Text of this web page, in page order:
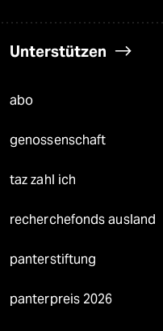
Unterstützen
abo
genossenschaft
taz zahl ich
recherchefonds ausland
panterstiftung
panterpreis 2026